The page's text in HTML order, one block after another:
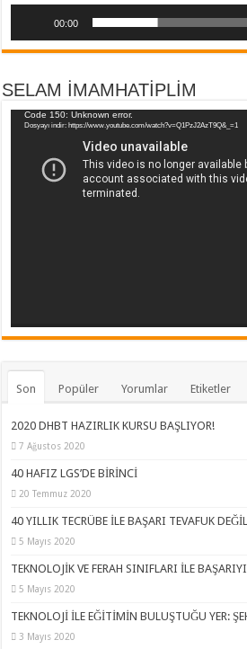
00:00
SELAM İMAMHATİPLİM
Video
oynatıcı
Code 150: Unknown error.
Dosyayı indir: https://www.youtube.com/watch?v=Q1PzJ2AzT9Q&_=1
Son Popüler Yorumlar Etiketler
2020 DHBT HAZIRLIK KURSU BAŞLIYOR!
7 Ağustos 2020
40 HAFIZ LGS’DE BİRİNCİ
20 Temmuz 2020
40 YILLIK TECRÜBE İLE BAŞARI TEVAFUK
5 Mayıs 2020
TEKNOLOJİK VE FERAH SINIFLARI İLE
5 Mayıs 2020
TEKNOLOJİ İLE EĞİTİMİN BULUŞTUĞU YER:
3 Mayıs 2020